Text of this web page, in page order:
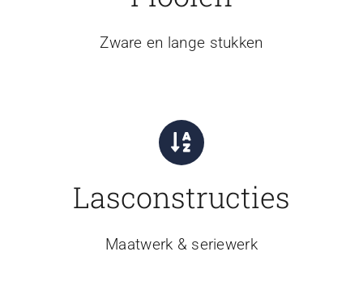
Zware en lange stukken
Lasconstructies
Maatwerk & seriewerk